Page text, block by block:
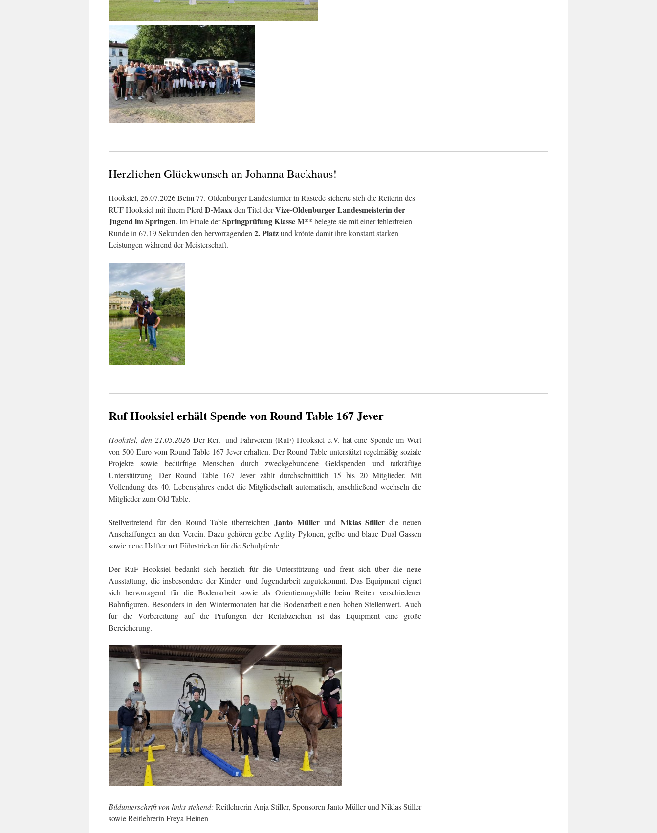
Herzlichen Glückwunsch an Johanna Backhaus!
Hooksiel, 26.07.2026Beim 77. Oldenburger Landesturnier in Rastede sicherte sich die Reiterin des
RUF Hooksiel mit ihrem Pferd D-Maxxden Titel derVize-Oldenburger Landesmeisterin der
Jugend im Springen. Im Finale derSpringprüfung Klasse M** belegte sie mit einer fehlerfreien
Runde in 67,19 Sekunden den hervorragenden 2. Platzund krönte damit ihre konstant starken
Leistungen während der Meisterschaft.
Ruf Hooksiel erhält Spende von Round Table 167 Jever
Hooksiel, den 21.05.2026Der Reit- und Fahrverein (RuF) Hooksiel e.V. hat eine Spende im Wert
von 500 Euro vom Round Table 167 Jever erhalten. Der Round Table unterstützt regelmäßig soziale
Projekte sowie bedürftige Menschen durch zweckgebundene Geldspenden und tatkräftige
Unterstützung. Der Round Table 167 Jever zählt durchschnittlich 15 bis 20 Mitglieder. Mit
Vollendung des 40. Lebensjahres endet die Mitgliedschaft automatisch, anschließend wechseln die
Mitglieder zum Old Table.
Stellvertretend für den Round Table überreichten Janto Müller undNiklas Stiller die neuen
Anschaffungen an den Verein. Dazu gehören gelbe Agility-Pylonen, gelbe und blaue Dual Gassen
sowie neue Halfter mit Führstricken für die Schulpferde.
Der RuF Hooksiel bedankt sich herzlich für die Unterstützung und freut sich über die neue
Ausstattung, die insbesondere der Kinder- und Jugendarbeit zugutekommt. Das Equipment eignet
sich hervorragend für die Bodenarbeit sowie als Orientierungshilfe beim Reiten verschiedener
Bahnfiguren. Besonders in den Wintermonaten hat die Bodenarbeit einen hohen Stellenwert. Auch
für die Vorbereitung auf die Prüfungen der Reitabzeichen ist das Equipment eine große
Bereicherung.
Bildunterschrift von links stehend: Reitlehrerin Anja Stiller, Sponsoren Janto Müller und Niklas Stiller
sowie Reitlehrerin Freya Heinen